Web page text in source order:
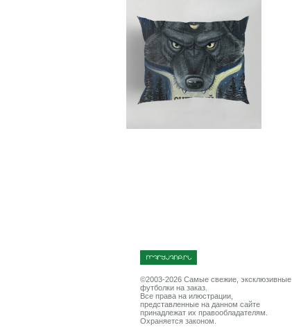
©2003-2026 Cамые свежие, эксклюзивные
футболки на заказ.
Все права на илюстрации,
представленные на данном сайте
принадлежат их правообладателям.
Охраняется законом.